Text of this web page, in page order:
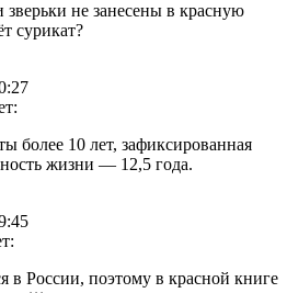
зверьки не занесены в красную
сурикат?
более 10 лет, зафиксированная
жизни — 12,5 года.
в России, поэтому в красной книге